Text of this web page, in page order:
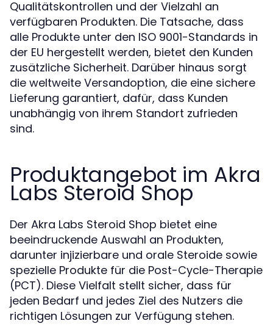
Qualitätskontrollen und der Vielzahl an
verfügbaren Produkten. Die Tatsache, dass
alle Produkte unter den ISO 9001-Standards in
der EU hergestellt werden, bietet den Kunden
zusätzliche Sicherheit. Darüber hinaus sorgt
die weltweite Versandoption, die eine sichere
Lieferung garantiert, dafür, dass Kunden
unabhängig von ihrem Standort zufrieden
sind.
Produktangebot im Akra
Labs Steroid Shop
Der Akra Labs Steroid Shop bietet eine
beeindruckende Auswahl an Produkten,
darunter injizierbare und orale Steroide sowie
spezielle Produkte für die Post-Cycle-Therapie
(PCT). Diese Vielfalt stellt sicher, dass für
jeden Bedarf und jedes Ziel des Nutzers die
richtigen Lösungen zur Verfügung stehen.